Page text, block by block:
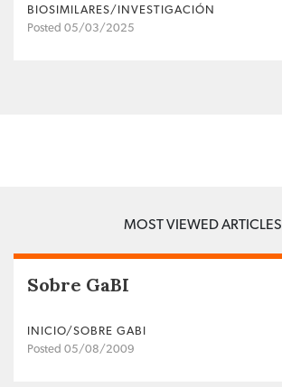
BIOSIMILARES/INVESTIGACIÓN
Posted 05/03/2025
MOST VIEWED ARTICLES
Sobre GaBI
INICIO/SOBRE GABI
Posted 05/08/2009